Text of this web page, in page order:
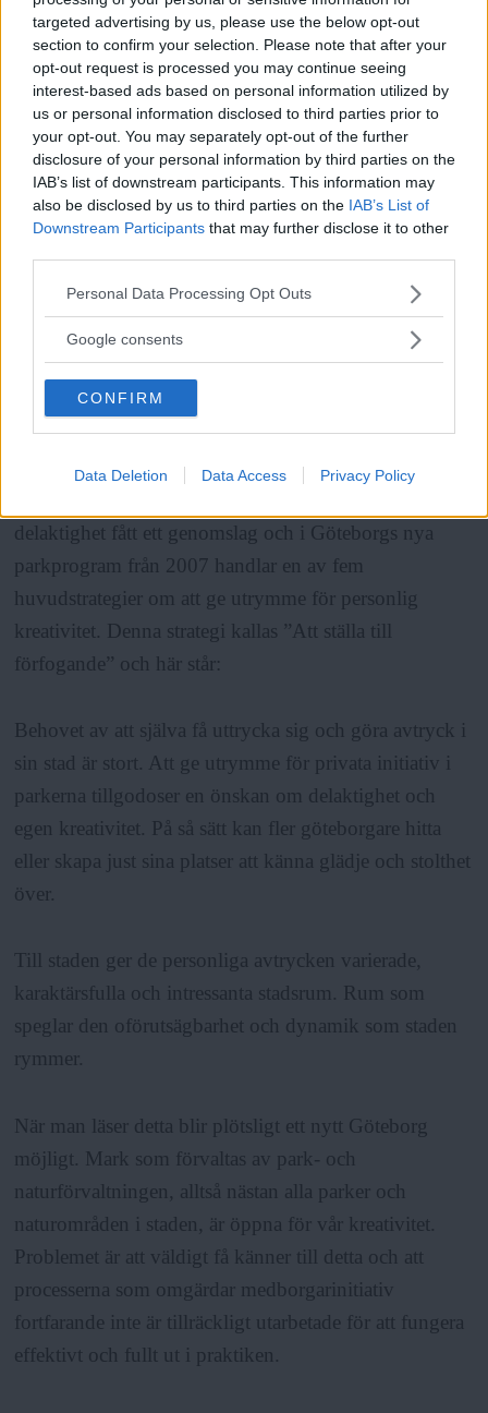
targeted advertising by us, please use the below opt-out
section to confirm your selection. Please note that after your
opt-out request is processed you may continue seeing
interest-based ads based on personal information utilized by
us or personal information disclosed to third parties prior to
your opt-out. You may separately opt-out of the further
disclosure of your personal information by third parties on the
IAB’s list of downstream participants. This information may
also be disclosed by us to third parties on the IAB’s List of
Downstream Participants that may further disclose it to other
Please note that this website/app uses one or more Google
not limited to your visit or usage behaviour. You may click to
use your data for below specified purposes in below Google
consent section.
Personal Data Processing Opt Outs
Google consents
CONFIRM
Data Deletion Data Access Privacy Policy
Läs Frias efterträdare!
Syreär Sveriges enda gröna dagstidning som
finns både digitalt och i tryck.
samhället och en del av ett sammanhang har vi vunnit
mycket i form av förbättrad hälsa, integration och
trygghet. Stadens koloniområden är ofta goda exempel
på platser som ger ökad chans till social interaktion
och förtroendebyggande mellan människor av olika
åldrar och socioekonomisk eller etnisk bakgrund.
För att ge människor ökade möjligheter till att vara
medskapande i gestaltandet av den offentliga miljön
krävs goda förutsättningar och i detta sammanhang har
den kommunala förvaltningen ett stort ansvar. Om
steget till det första spadtaget är för långt och krångligt
finns det risk att engagemanget dör. Inom den
delaktighet fått ett genomslag och i Göteborgs nya
parkprogram från 2007 handlar en av fem
huvudstrategier om att ge utrymme för personlig
kreativitet. Denna strategi kallas ”Att ställa till
förfogande” och här står:
Behovet av att själva få uttrycka sig och göra avtryck i
sin stad är stort. Att ge utrymme för privata initiativ i
parkerna tillgodoser en önskan om delaktighet och
egen kreativitet. På så sätt kan fler göteborgare hitta
eller skapa just sina platser att känna glädje och stolthet
över.
Till staden ger de personliga avtrycken varierade,
karaktärsfulla och intressanta stadsrum. Rum som
speglar den oförutsägbarhet och dynamik som staden
rymmer.
När man läser detta blir plötsligt ett nytt Göteborg
möjligt. Mark som förvaltas av park- och
naturförvaltningen, alltså nästan alla parker och
naturområden i staden, är öppna för vår kreativitet.
Problemet är att väldigt få känner till detta och att
processerna som omgärdar medborgarinitiativ
fortfarande inte är tillräckligt utarbetade för att fungera
effektivt och fullt ut i praktiken.